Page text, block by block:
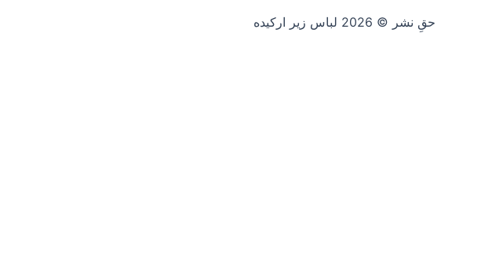
حقِ نشر © 2026 لباس زیر ارکیده